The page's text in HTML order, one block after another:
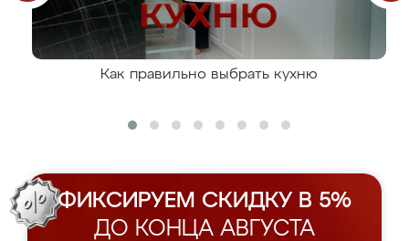
Как правильно выбрать кухню
ФИКСИРУЕМ СКИДКУ В 5%
ДО КОНЦА АВГУСТА